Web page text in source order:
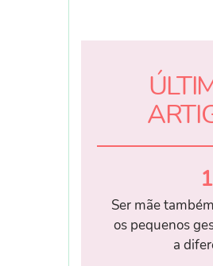
1
Ser mãe
os pequenos
a